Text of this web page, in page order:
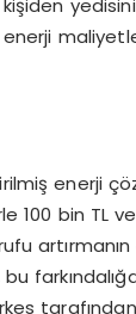
kişiden
enerji
100 bin
tarafından